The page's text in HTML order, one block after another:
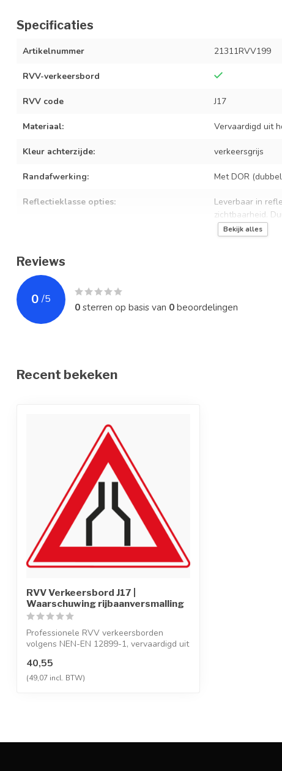
Specificaties
Artikelnummer 21311RVV199
RVV-verkeersbord
RVV code J17
Materiaal: Vervaardigd uit
Kleur achterzijde: verkeersgrijs
Randafwerking: Met DOR
Reflectieklasse opties:
Leverbaar in
zichtbaarheid.
Geschikt voor
Levensduur:
Professionele
Bekijk alles
Reviews
0 /5
0sterren op basis van 0beoordelingen
Recent bekeken
RVV Verkeersbord J17 |
Waarschuwing rijbaanversmalling
Professionele RVV verkeersborden
volgens NEN-EN 12899-1, vervaardigd uit
40,55
(49,07 incl. BTW)